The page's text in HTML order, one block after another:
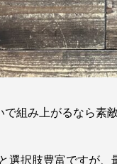
組み上がるなら素
選択肢豊富ですが